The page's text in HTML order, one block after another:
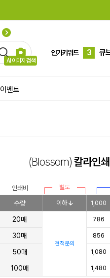
AI 이미지 검색
인기키워드
3
큐
9
플
하
이벤트
(Blossom)칼라인
인쇄비 별도
수량 이하 1,000
20매
견적문의
786
30매 856
50매 1,080
100매 1,480